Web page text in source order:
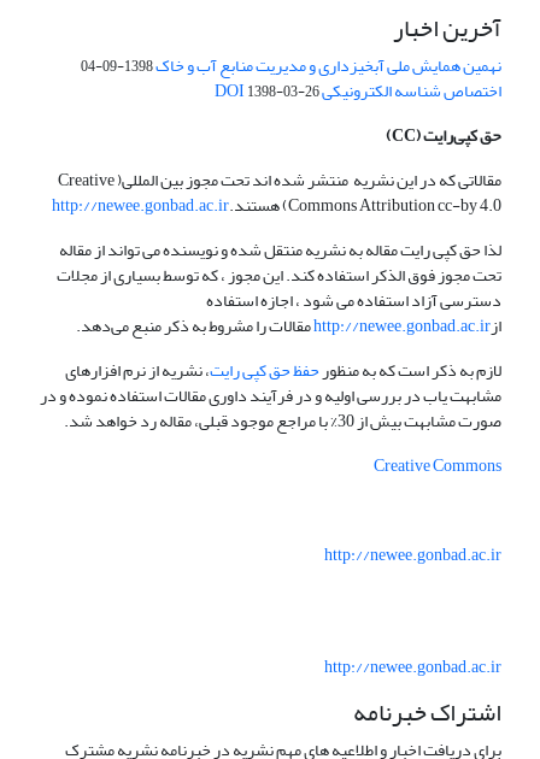
آخرین اخبار
نهمین همایش ملی آبخیزداری و مدیریت منابع آب و خاک1398-09-04
اختصاص شناسه الکترونیکی DOI1398-03-26
حق کپی‌رایت(CC)
مقالاتی که در این نشریه منتشر شده اند تحت مجوز بین المللی( Creative
Commons Attribution cc-by 4.0) هستند.
http://newee.gonbad.ac.ir
لذا حق کپی رایت مقاله به نشریه منتقل شده و نویسنده می تواند از مقاله
تحت مجوز فوق الذکر استفاده کند. این مجوز ، که توسط بسیاری از مجلات
دسترسی آزاد استفاده می شود ، اجازه استفاده
ازhttp://newee.gonbad.ac.irمقالات را مشروط به ذکر منبع می‌دهد.
لازم به ذکر است که به منظورحفظ حق کپی رایت، نشریه از نرم افزارهای
مشابهت یاب در بررسی اولیه و در فرآیند داوری مقالات استفاده نموده و در
صورت مشابهت بیش از 30% با مراجع موجود قبلی، مقاله رد خواهد شد.
Creative Commons
http://newee.gonbad.ac.ir
http://newee.gonbad.ac.ir
اشتراک خبرنامه
برای دریافت اخبار و اطلاعیه های مهم نشریه در خبرنامه نشریه مشترک